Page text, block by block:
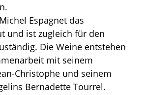
Espagnet das
und ist zugleich für den
Die Weine entstehen
mit seinem
Christophe und seinem
Bernadette Tourrel.